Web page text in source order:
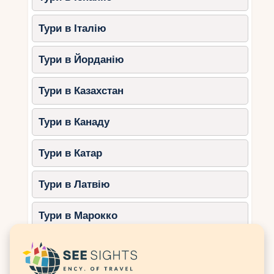
Доступність кафе та ресторанів на
маршруті.
3. Травня
Мае – найбільший острів Сейшел, який пропонує
Найкращі маршрути:
Узбережжя Бо-Валлон – популярне
місце для велопрогулянок з видом
на океан.
Маршрут до національного парку
Морн Сейшель.
Подорож до мальовничих пляжів
Анс Інтенданс та Анс Рояль.
Можливість поєднати
Тури в Італію
Тури в Йорданію
Тури в Казахстан
Тури в Канаду
Тури в Катар
Тури в Латвію
Тури в Марокко
Тури в Мексику